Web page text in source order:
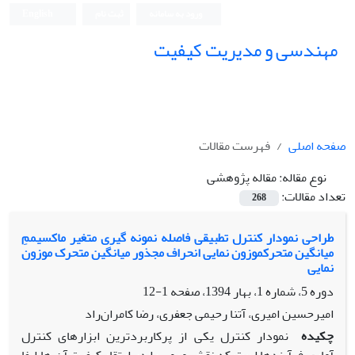
مهندسی و مدیریت کیفیت
صفحه اصلی
فهرست مقالات
نوع مقاله:مقاله پژوهشی
تعداد مقالات:
268
طراحی نمودار کنترل تطبیقی فاصله نمونه گیری متغیر ماکسیممِ
میانگین متحرکموزون نمایی انحراف مجذور میانگین متحرک موزون
نمایی
دوره 5، شماره 1، بهار 1394، صفحه
1-12
امیرحسین امیری، آتنا رحیمی جعفری، رضا کامران‌راد
چکیده نمودار کنترل یکی از پرکاربردترین ابزارهای کنترل